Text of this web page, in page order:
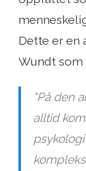
Dette er en
Wundt som
"På den
alltid